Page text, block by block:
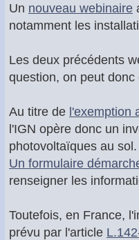
Un nouveau webinaire
notamment les
Les deux précédents
question, on peut
Au titre de l'exemption
l'IGN opère donc un
photovoltaïques au sol.
Un formulaire
renseigner les
Toutefois, en France,
prévu par l'article